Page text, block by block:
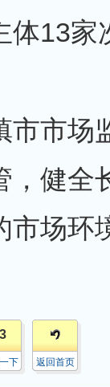
体13家
市场
，健全
市场环
下 返回首页